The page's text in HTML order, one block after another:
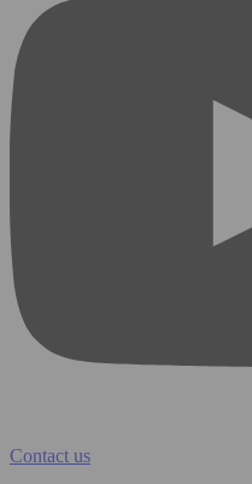
Contact us